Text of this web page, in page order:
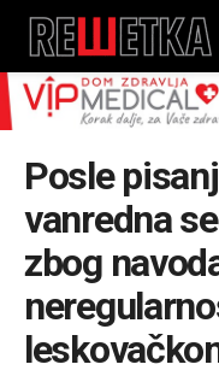
Posle
vanredna
zbog